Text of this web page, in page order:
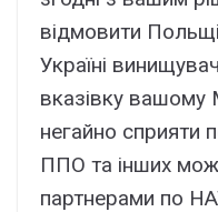
відмовити
Україні
вказівку вашому
негайно сприяти
ППО та інших
партнерами по